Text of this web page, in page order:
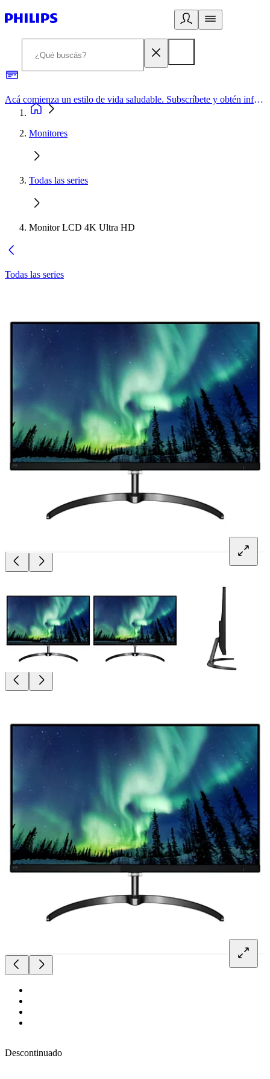
Acá comienza un estilo de vida saludable. Subscríbete y obtén información de primera mano
Monitores
Todas las series
Monitor LCD 4K Ultra HD
Todas las series
Descontinuado